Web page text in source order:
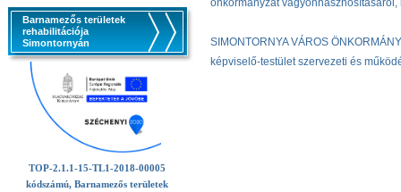
Barnamezős területek
rehabilitációja
Simontornyán
TOP-2.1.1-15-TL1-2018-00005
kódszámú, Barnamezős területek
önkormányzat
SIMONTORNYA VÁROS
képviselő-testület szervezeti és